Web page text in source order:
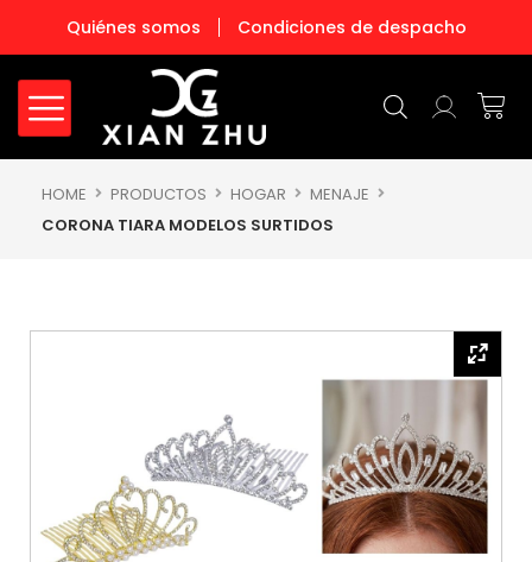
contenido
Quiénes somos Condiciones de despacho
HOME PRODUCTOS HOGAR
MENAJE
CORONA TIARA MODELOS SURTIDOS